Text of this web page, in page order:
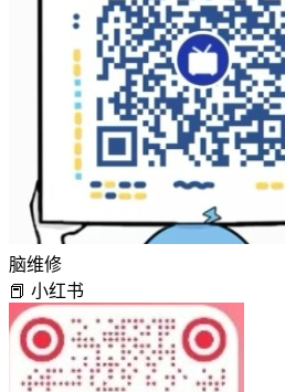
脑维修
📕 小红书